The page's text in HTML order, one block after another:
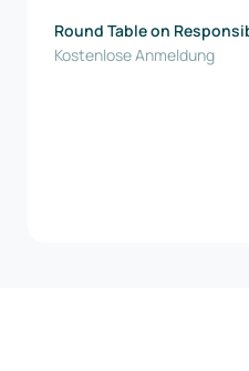
Round Table on
Soy Association (RTRS)
Kostenlose Anmeldung